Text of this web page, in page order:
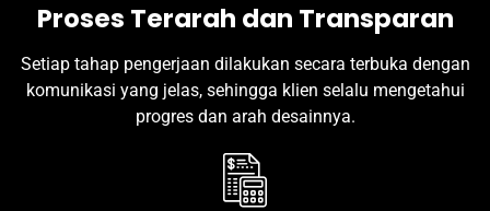
Proses Terarah dan Transparan
Setiap tahap pengerjaan dilakukan secara terbuka dengan
komunikasi yang jelas, sehingga klien selalu mengetahui
progres dan arah desainnya.